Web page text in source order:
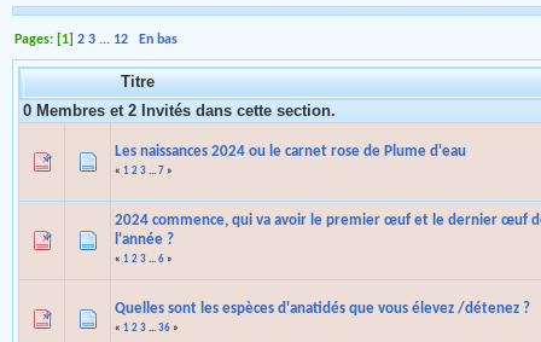
Pages: [1]2 3 ... 12 En bas
Titre
0 Membres et 2 Invités dans cette section.
Les naissances 2024 ou le carnet rose de Plume d'eau
« 1 2 3 ... 7 »
2024 commence, qui va avoir le premier œuf et le dernier œuf
l'année ?
« 1 2 3 ... 6 »
Quelles sont les espèces d'anatidés que vous élevez /détenez ?
« 1 2 3 ... 36 »